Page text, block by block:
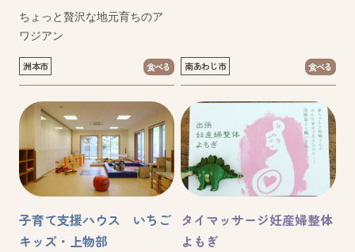
ちょっと贅沢な地元育ちのア
ワジアン
洲本市 食べる 南あわじ市 食べる
子育て支援ハウス いちご
キッズ・上物部
タイマッサージ妊産婦整体
よもぎ